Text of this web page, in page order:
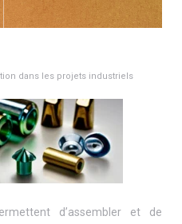
dans les projets industriels
d’assembler et de